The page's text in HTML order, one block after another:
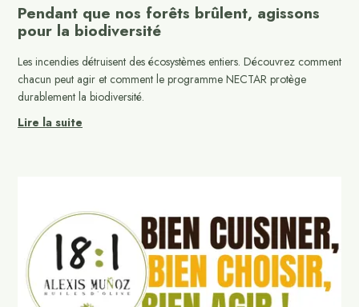
Pendant que nos forêts brûlent, agissons
pour la biodiversité
Les incendies détruisent des écosystèmes entiers. Découvrez comment
chacun peut agir et comment le programme NECTAR protège
durablement la biodiversité.
Lire la suite